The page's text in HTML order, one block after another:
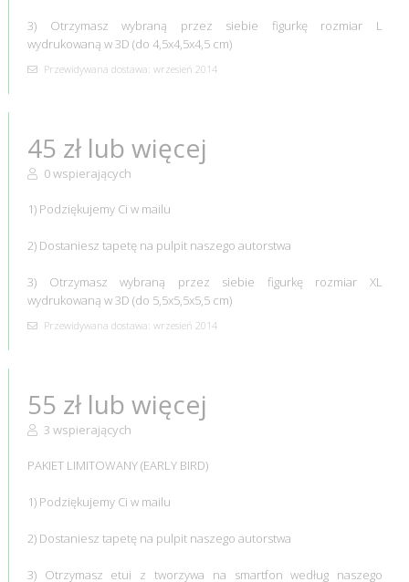
3) Otrzymasz wybraną przez siebie figurkę rozmiar L
wydrukowaną w 3D (do 4,5x4,5x4,5 cm)
Przewidywana dostawa: wrzesień 2014
45 zł lub więcej
0 wspierających
1) Podziękujemy Ci w mailu
2) Dostaniesz tapetę na pulpit naszego autorstwa
3) Otrzymasz wybraną przez siebie figurkę rozmiar XL
wydrukowaną w 3D (do 5,5x5,5x5,5 cm)
Przewidywana dostawa: wrzesień 2014
55 zł lub więcej
3 wspierających
PAKIET LIMITOWANY (EARLY BIRD)
1) Podziękujemy Ci w mailu
2) Dostaniesz tapetę na pulpit naszego autorstwa
3) Otrzymasz etui z tworzywa na smartfon według naszego